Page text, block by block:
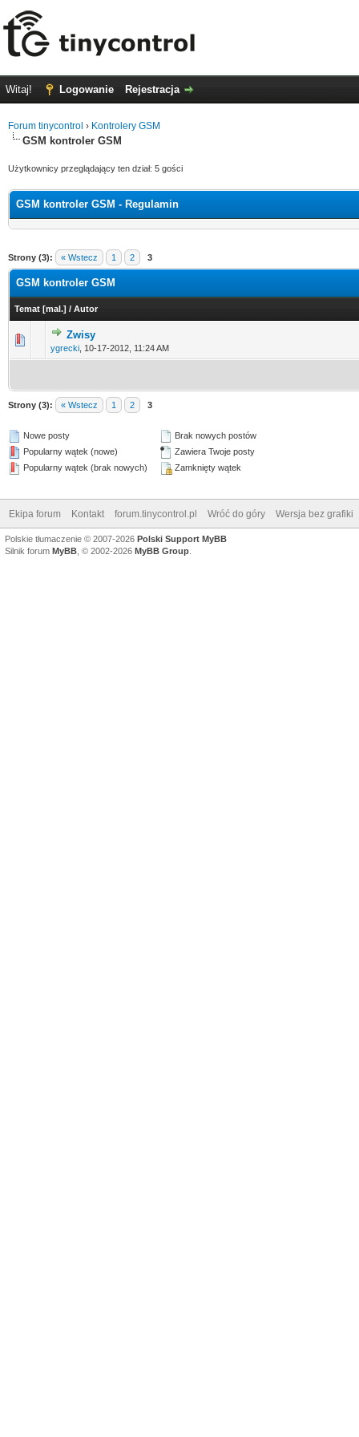
Witaj! Logowanie Rejestracja
Forum tinycontrol › Kontrolery GSM
GSM kontroler GSM
Użytkownicy przeglądający ten dział: 5 gości
GSM kontroler GSM - Regulamin
Strony (3): « Wstecz 1 2 3
GSM kontroler GSM
Temat [mal.] / Autor
Zwisy
ygrecki 10-17-2012, 11:24 AM
0 głosów - średnia ocena: 0 na 5 gwiazdek
Strony (3): « Wstecz 1 2 3
Nowe posty
Popularny wątek (nowe)
Popularny wątek (brak nowych)
Brak nowych postów
Zawiera Twoje posty
Zamknięty wątek
Ekipa forum Kontakt forum.tinycontrol.pl Wróć do góry Wersja bez grafiki
Polskie tłumaczenie © 2007-2026 Polski Support MyBB
Silnik forum MyBB , © 2002-2026 MyBB Group